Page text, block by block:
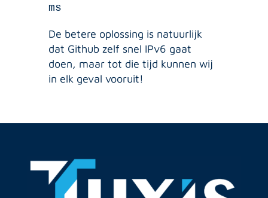
ms
De betere oplossing is natuurlijk
dat Github zelf snel IPv6 gaat
doen, maar tot die tijd kunnen wij
in elk geval vooruit!